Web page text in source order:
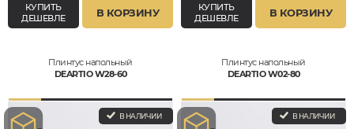
КУПИТЬ
ДЕШЕВЛЕ
В КОРЗИНУ
КУПИТЬ
ДЕШЕВЛЕ
В КОРЗИНУ
Плинтус напольный
DEARTIO W28-60
В НАЛИЧИИ
Плинтус напольный
DEARTIO W02-80
В НАЛИЧИИ